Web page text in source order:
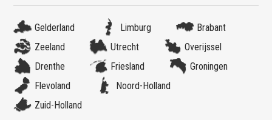
Gelderland Limburg
Brabant
Zeeland
Utrecht
Overijssel
Drenthe
Friesland
Groningen
Flevoland
Noord-Holland
Zuid-Holland